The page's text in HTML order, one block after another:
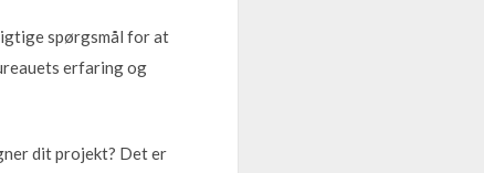
spørgsmål for at
erfaring og
dit projekt? Det er